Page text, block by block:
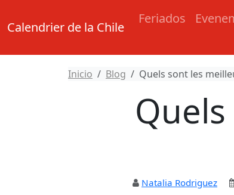
Calendrier de la Chile
Feriados
Inicio Blog Quels sont les
Natalia Rodriguez